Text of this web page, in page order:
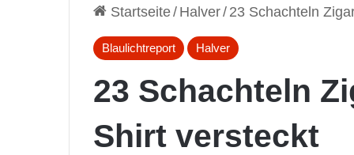
Startseite/ Halver/ 23 Schachteln
Blaulichtreport Halver
23 Schachteln
Shirt versteckt